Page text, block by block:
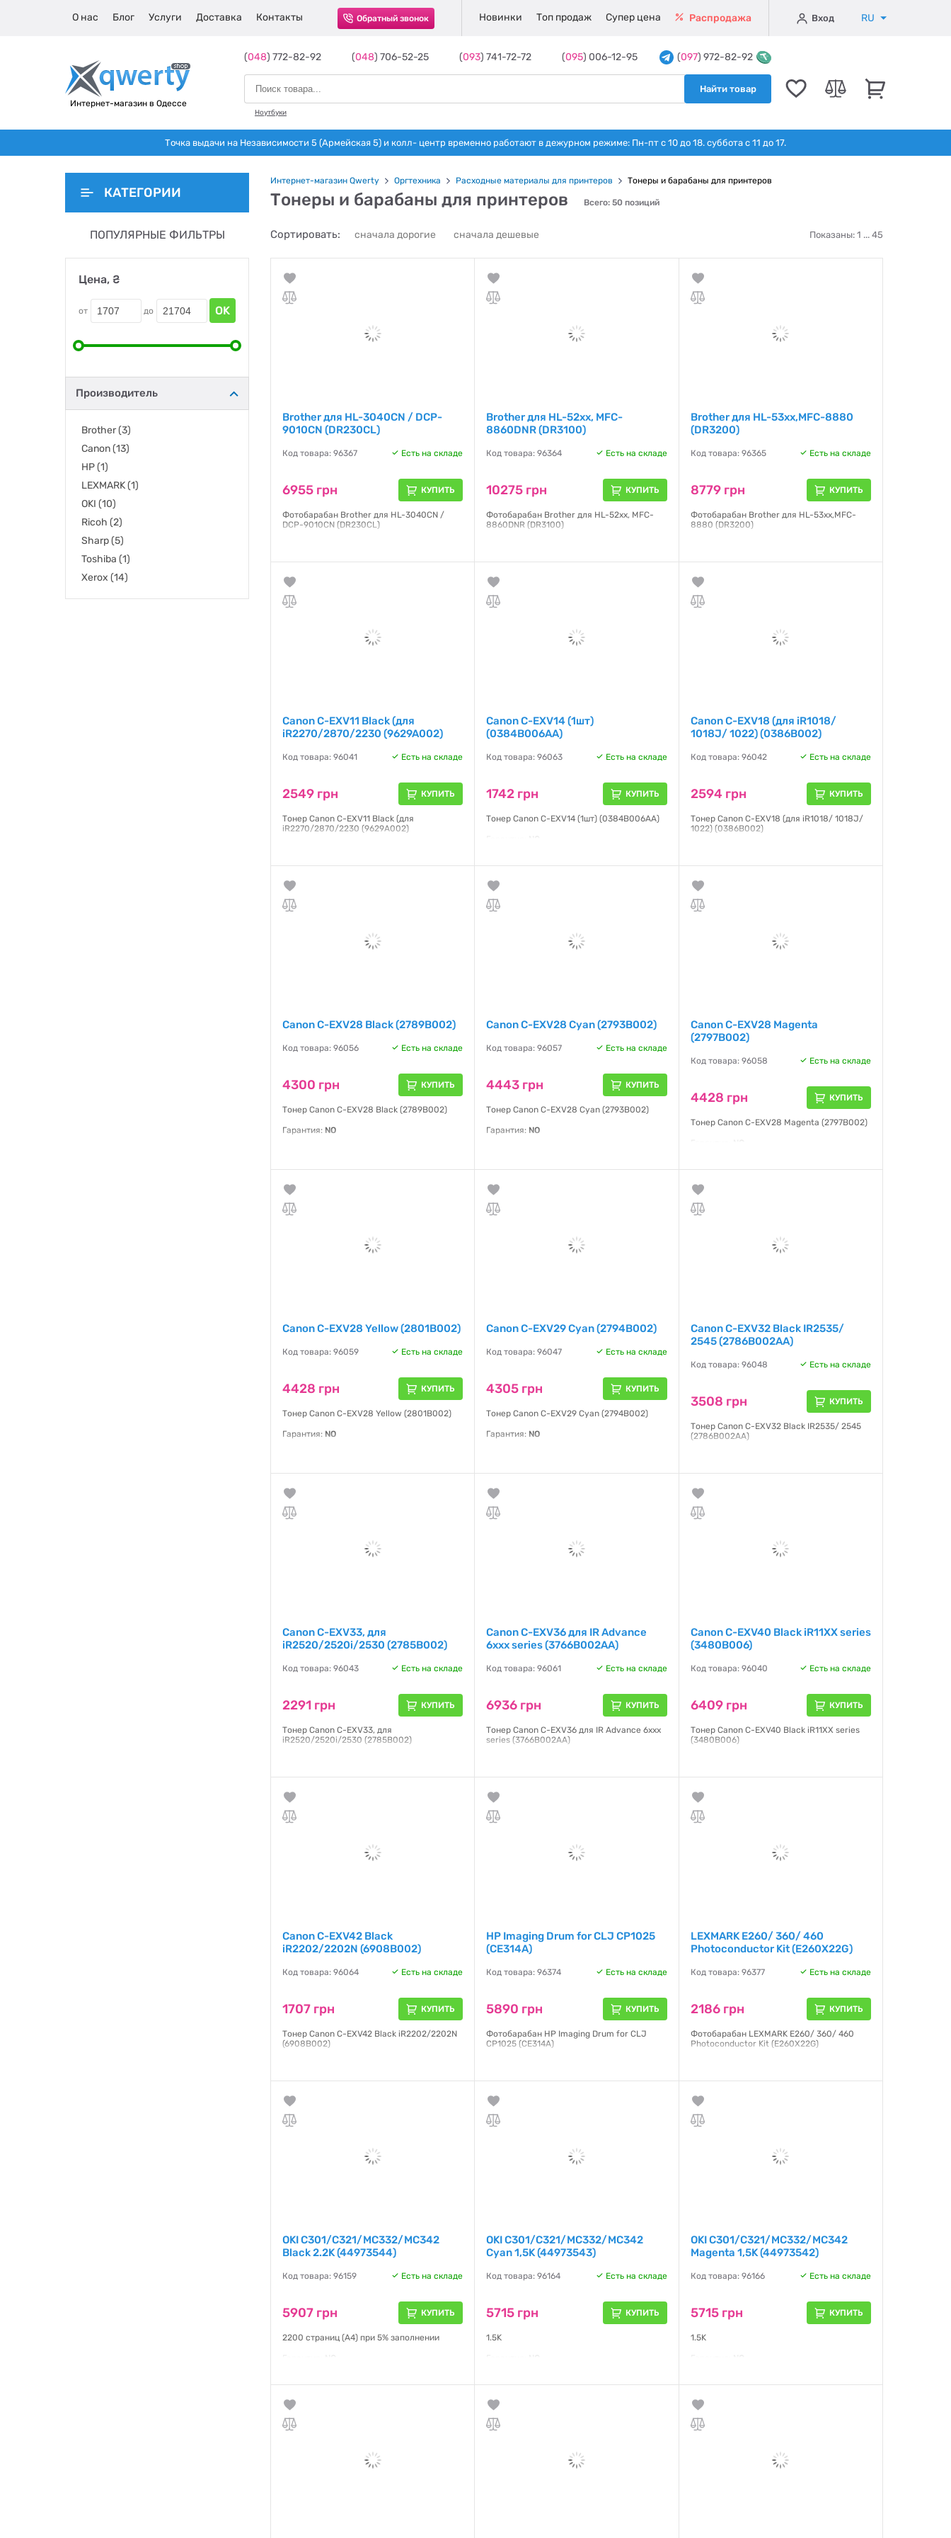
О нас Блог Услуги Доставка Контакты Обратный звонок Новинки Топ продаж Супер цена Распродажа Вход RU
Интернет-магазин в Одессе
(048) 772-82-92 (048) 706-52-25 (093) 741-72-72 (095) 006-12-95 (097) 972-82-92
Найти товар
Ноутбуки
Точка выдачи на Независимости 5 (Армейская 5) и колл- центр временно работают в дежурном режиме: Пн-пт с 10 до 18. суббота с 11 до 17.
КАТЕГОРИИ
ПОПУЛЯРНЫЕ ФИЛЬТРЫ
Цена, ₴
от до OK
Производитель
Brother(3)
Canon(13)
HP(1)
LEXMARK(1)
OKI (10)
Ricoh (2)
Sharp(5)
Toshiba (1)
Xerox (14)
Интернет-магазин Qwerty Оргтехника Расходные материалы для принтеров Тонеры и барабаны для принтеров
Тонеры и барабаны для принтеров Всего: 50 позиций
Сортировать: сначала дорогие сначала дешевые Показаны: 1 ... 45
Brother для HL-3040CN / DCP-
9010CN (DR230CL)
Код товара: 96367 Есть на складе
6955 грн КУПИТЬ
Фотобарабан Brother для HL-3040CN /
DCP-9010CN (DR230CL)
Brother для HL-52xx, MFC-
8860DNR (DR3100)
Код товара: 96364 Есть на складе
10275 грн КУПИТЬ
Фотобарабан Brother для HL-52xx, MFC-
8860DNR (DR3100)
Brother для HL-53xx,MFC-8880
(DR3200)
Код товара: 96365 Есть на складе
8779 грн КУПИТЬ
Фотобарабан Brother для HL-53xx,MFC-
8880 (DR3200)
Canon C-EXV11 Black (для
iR2270/2870/2230 (9629A002)
Код товара: 96041 Есть на складе
2549 грн КУПИТЬ
Тонер Canon C-EXV11 Black (для
iR2270/2870/2230 (9629A002)
Canon C-EXV14 (1шт)
(0384B006AA)
Код товара: 96063 Есть на складе
1742 грн КУПИТЬ
Тонер Canon C-EXV14 (1шт) (0384B006AA)
Canon C-EXV18 (для iR1018/
1018J/ 1022) (0386B002)
Код товара: 96042 Есть на складе
2594 грн КУПИТЬ
Тонер Canon C-EXV18 (для iR1018/ 1018J/
1022) (0386B002)
Canon C-EXV28 Black (2789B002)
Код товара: 96056 Есть на складе
4300 грн КУПИТЬ
Тонер Canon C-EXV28 Black (2789B002)
Гарантия: NO
Canon C-EXV28 Cyan (2793B002)
Код товара: 96057 Есть на складе
4443 грн КУПИТЬ
Тонер Canon C-EXV28 Cyan (2793B002)
Гарантия: NO
Canon C-EXV28 Magenta
(2797B002)
Код товара: 96058 Есть на складе
4428 грн КУПИТЬ
Тонер Canon C-EXV28 Magenta (2797B002)
Canon C-EXV28 Yellow (2801B002)
Код товара: 96059 Есть на складе
4428 грн КУПИТЬ
Тонер Canon C-EXV28 Yellow (2801B002)
Гарантия: NO
Canon C-EXV29 Cyan (2794B002)
Код товара: 96047 Есть на складе
4305 грн КУПИТЬ
Тонер Canon C-EXV29 Cyan (2794B002)
Гарантия: NO
Canon C-EXV32 Black IR2535/
2545 (2786B002AA)
Код товара: 96048 Есть на складе
3508 грн КУПИТЬ
Тонер Canon C-EXV32 Black IR2535/ 2545
(2786B002AA)
Canon C-EXV33, для
iR2520/2520i/2530 (2785B002)
Код товара: 96043 Есть на складе
2291 грн КУПИТЬ
Тонер Canon C-EXV33, для
iR2520/2520i/2530 (2785B002)
Canon C-EXV36 для IR Advance
6ххх series (3766B002AA)
Код товара: 96061 Есть на складе
6936 грн КУПИТЬ
Тонер Canon C-EXV36 для IR Advance 6ххх
series (3766B002AA)
Canon C-EXV40 Black iR11XX series
(3480B006)
Код товара: 96040 Есть на складе
6409 грн КУПИТЬ
Тонер Canon C-EXV40 Black iR11XX series
(3480B006)
Canon C-EXV42 Black
iR2202/2202N (6908B002)
Код товара: 96064 Есть на складе
1707 грн КУПИТЬ
Тонер Canon C-EXV42 Black iR2202/2202N
(6908B002)
HP Imaging Drum for CLJ CP1025
(CE314A)
Код товара: 96374 Есть на складе
5890 грн КУПИТЬ
Фотобарабан HP Imaging Drum for CLJ
CP1025 (CE314A)
LEXMARK E260/ 360/ 460
Photoconductor Kit (E260X22G)
Код товара: 96377 Есть на складе
2186 грн КУПИТЬ
Фотобарабан LEXMARK E260/ 360/ 460
Photoconductor Kit (E260X22G)
OKI C301/C321/MC332/MC342
Black 2.2K (44973544)
Код товара: 96159 Есть на складе
5907 грн КУПИТЬ
2200 страниц (A4) при 5% заполнении
OKI C301/C321/MC332/MC342
Cyan 1,5K (44973543)
Код товара: 96164 Есть на складе
5715 грн КУПИТЬ
1.5K
OKI C301/C321/MC332/MC342
Magenta 1,5K (44973542)
Код товара: 96166 Есть на складе
5715 грн КУПИТЬ
1.5K